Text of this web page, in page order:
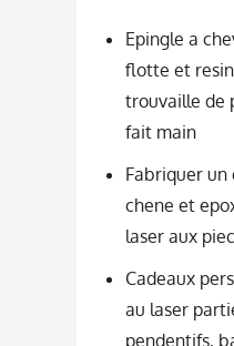
Epingle a
flotte et
trouvaille de
fait main
Fabriquer un
chene et
laser aux
Cadeaux
au laser
pendentifs,